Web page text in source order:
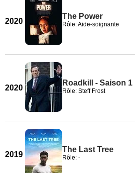
2020
The Power
Rôle: Aide-soignante
2020
Roadkill - Saison 1
Rôle: Steff Frost
2019
The Last Tree
Rôle: -